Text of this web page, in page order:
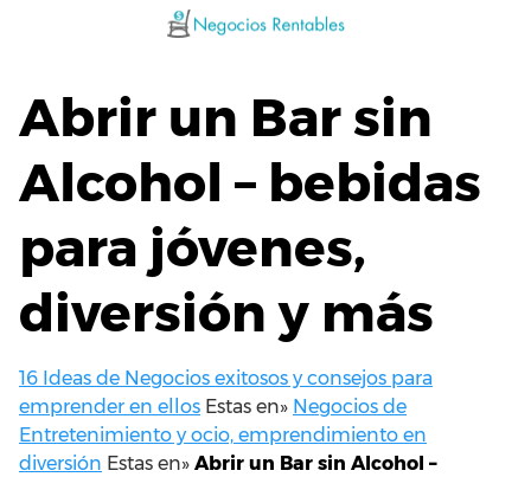
Abrir un Bar sin
Alcohol – bebidas
para jóvenes,
diversión y más
16 Ideas de Negocios exitosos y consejos para
emprender en ellos Estas en» Negocios de
Entretenimiento y ocio, emprendimiento en
diversión Estas en» Abrir un Bar sin Alcohol –